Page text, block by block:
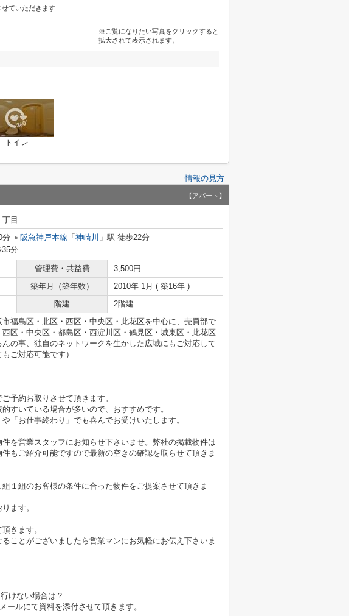
ていただきます
※ご覧になりたい写真をクリックすると
拡大されて表示されます。
トイレ
情報の見方
【アパート】
丁目
分 阪急神戸本線 「 神崎川 」駅 徒歩22分
35分
管理費・共益費
3,500円
築年月（築年数）
2010年 1月 ( 築16年 )
階建 2階建
福島区・北区・西区・中央区・此花区を中心に、売買部で
区・中央区・都島区・西淀川区・鶴見区・城東区・此花区
の事、独自のネットワークを生かした広域にもご対応して
ご対応可能です）
予約お取りさせて頂きます。
すいている場合が多いので、おすすめです。
「お仕事終わり」でも喜んでお受けいたします。
を営業スタッフにお知らせ下さいませ。弊社の掲載物件は
もご紹介可能ですので最新の空きの確認を取らせて頂きま
１組のお客様の条件に合った物件をご提案させて頂きま
ます。
きます。
ことがございましたら営業マンにお気軽にお伝え下さいま
けない場合は？
ルにて資料を添付させて頂きます。